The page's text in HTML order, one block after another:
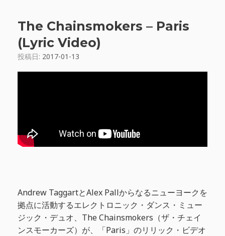
The Chainsmokers – Paris
(Lyric Video)
投稿日: 2017-01-13
Andrew TaggartとAlex Pallからなるニューヨークを
拠点に活動するエレクトロニック・ダンス・ミュー
ジック・デュオ、The Chainsmokers（ザ・チェイ
ンスモーカーズ）が、「Paris」のリリック・ビデオ